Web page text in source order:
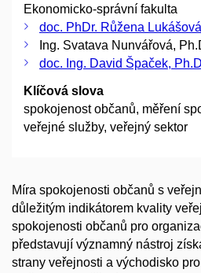
Ekonomicko-správní fakulta
doc. PhDr. Růžena
Ing. Svatava Nunvářová,
doc. Ing. David Špaček,
Klíčová slova
spokojenost občanů, měření
veřejné služby, veřejný sektor
Míra spokojenosti občanů s
důležitým indikátorem kvality
spokojenosti občanů pro
představují významný nástroj
strany veřejnosti a východisko